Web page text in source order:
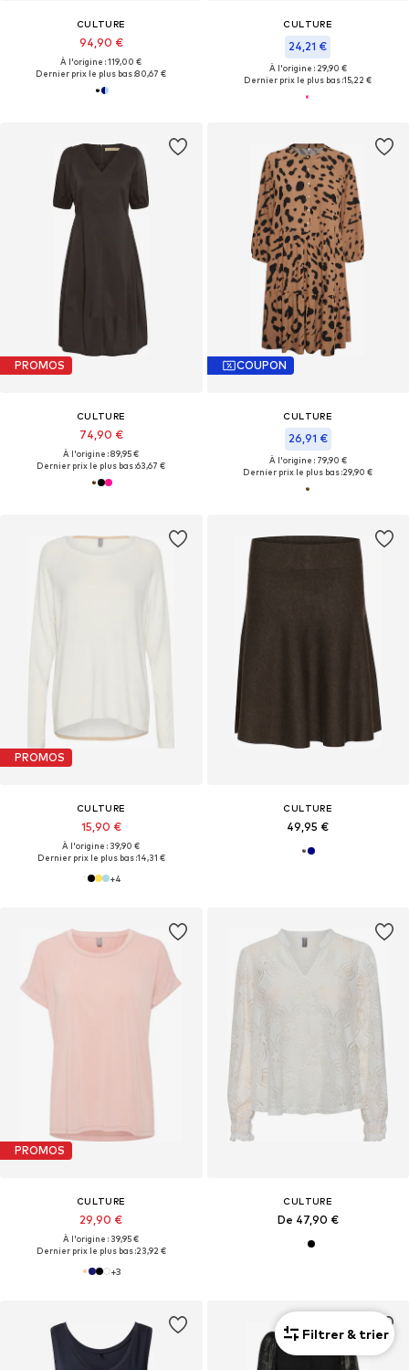
CULTURE
94,90 €
À l'origine : 119,00 €
Dernier prix le plus bas :80,67 €
CULTURE
24,21 €
À l'origine : 29,90 €
Dernier prix le plus bas :15,22 €
PROMOS
CULTURE
74,90 €
À l'origine : 89,95 €
Dernier prix le plus bas :63,67 €
COUPON
CULTURE
26,91 €
À l'origine : 79,90 €
Dernier prix le plus bas :29,90 €
PROMOS
CULTURE
15,90 €
À l'origine : 39,90 €
Dernier prix le plus bas :14,31 €
+4
CULTURE
49,95 €
PROMOS
CULTURE
29,90 €
À l'origine : 39,95 €
Dernier prix le plus bas :23,92 €
+3
CULTURE
De 47,90 €
Filtrer & trier